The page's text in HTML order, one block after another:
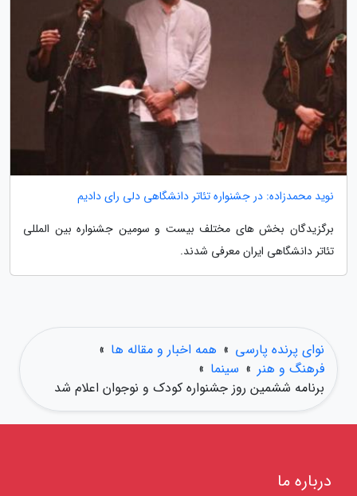
نوید محمدزاده: در جشنواره تئاتر دانشگاهی دلی رای دادیم
برگزیدگان بخش های مختلف بیست و سومین جشنواره بین المللی
تئاتر دانشگاهی ایران معرفی شدند.
نوای پرنده پارسی » همه اخبار و مقاله ها »
فرهنگ و هنر » سینما »
برنامه ششمین روز جشنواره کودک و نوجوان اعلام شد
درباره ما